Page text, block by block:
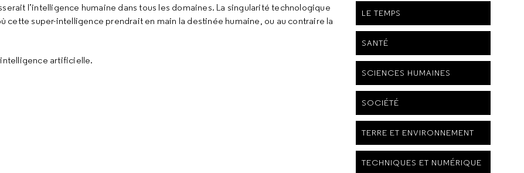
l’intelligence humaine dans tous les domaines. La singularité technologique
cette super-intelligence prendrait en main la destinée humaine, ou au contraire la
artificielle.
LE TEMPS
SANTÉ
SCIENCES HUMAINES
SOCIÉTÉ
TERRE ET ENVIRONNEMENT
TECHNIQUES ET NUMÉRIQUE